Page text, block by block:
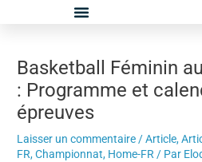
Basketball Féminin
: Programme et
épreuves
Laisser un commentaire /Article,
FR,Championnat, Home-FR / Par